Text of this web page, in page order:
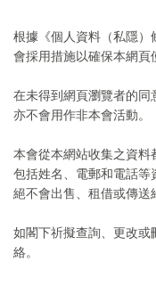
根據《個人資料（私隱）
會採用措施以確保本網頁
在未得到網頁瀏覽者的同
亦不會用作非本會活動。
本會從本網站收集之資料
包括姓名、電郵和電話等
絕不會出售、租借或傳送
如閣下祈擬查詢、更改或
絡。